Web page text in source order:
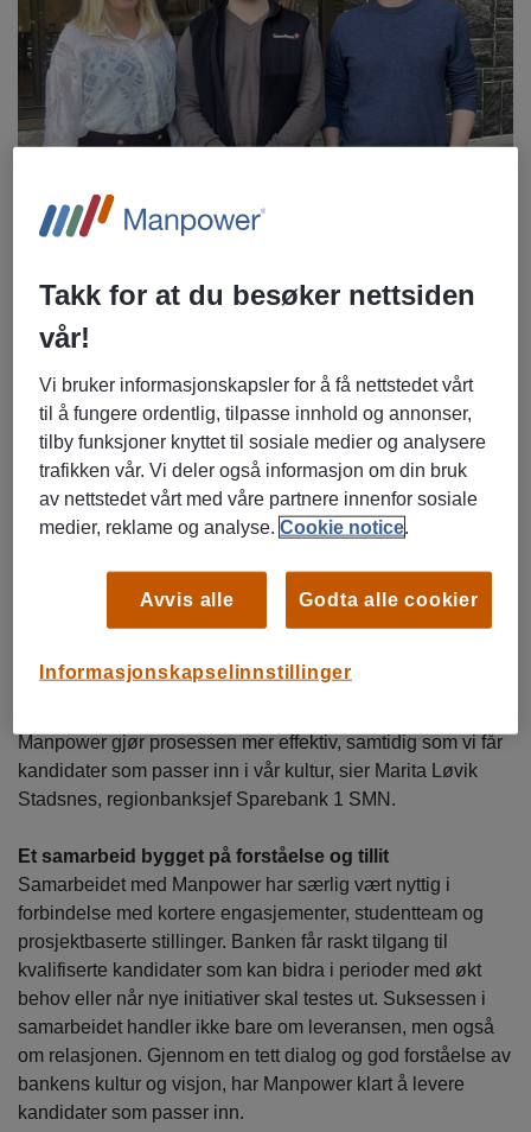
Bilde: Marita Løvik Stadsnes, regionbanksjef Sparebank 1
SMN, Martin Fetzer Holtleite,
i Manpower Ålesund.
Behovet for de rette menneskene
Å rekruttere til spissede stillinger kan være krevende.
SpareBank 1 SMN opplever ofte stor interesse for sine
stillingsutlysninger, noe som gjør det tidkrevende å
gjennomføre intervjuer og finne den kandidaten som både
passer faglig og kulturelt. Her har Manpower vist seg som
en verdifull samarbeidspartner.
- Det er avgjørende for oss å finne en kandidat som vil
Manpower gjør prosessen mer effektiv, samtidig som vi får
kandidater som passer inn i vår kultur, sier Marita Løvik
Stadsnes, regionbanksjef Sparebank 1 SMN.
Et samarbeid bygget på forståelse og tillit
Samarbeidet med Manpower har særlig vært nyttig i
forbindelse med kortere engasjementer, studentteam og
prosjektbaserte stillinger. Banken får raskt tilgang til
kvalifiserte kandidater som kan bidra i perioder med økt
behov eller når nye initiativer skal testes ut. Suksessen i
samarbeidet handler ikke bare om leveransen, men også
om relasjonen. Gjennom en tett dialog og god forståelse av
bankens kultur og visjon, har Manpower klart å levere
kandidater som passer inn.
Takk for at du besøker nettsiden
vår!
Vi bruker informasjonskapsler for å få nettstedet vårt
til å fungere ordentlig, tilpasse innhold og annonser,
tilby funksjoner knyttet til sosiale medier og analysere
trafikken vår. Vi deler også informasjon om din bruk
av nettstedet vårt med våre partnere innenfor sosiale
medier, reklame og analyse.Cookie notice.
Informasjonskapselinnstillinger
Avvis alle Godta alle cookier